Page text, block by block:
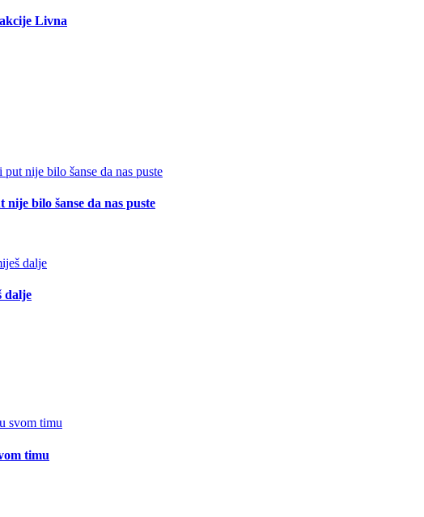
Livna
bilo šanse da nas puste
dalje
timu